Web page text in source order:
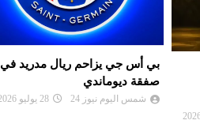
بي أس جي يزاحم ريال مدريد في
صفقة ديوماندي
شمس اليوم نيوز 24 28 يوليو 2026